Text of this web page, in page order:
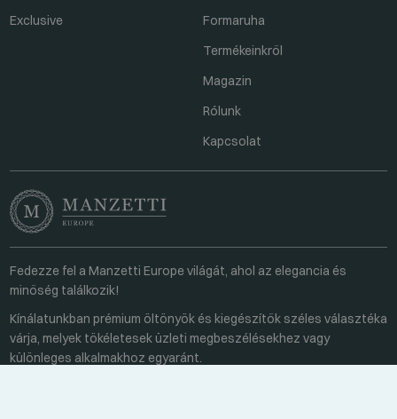
Exclusive
Formaruha
Termékeinkről
Magazin
Rólunk
Kapcsolat
Fedezze fel a Manzetti Europe világát, ahol az elegancia és
minőség találkozik!
Kínálatunkban prémium öltönyök és kiegészítők széles választéka
várja, melyek tökéletesek üzleti megbeszélésekhez vagy
különleges alkalmakhoz egyaránt.